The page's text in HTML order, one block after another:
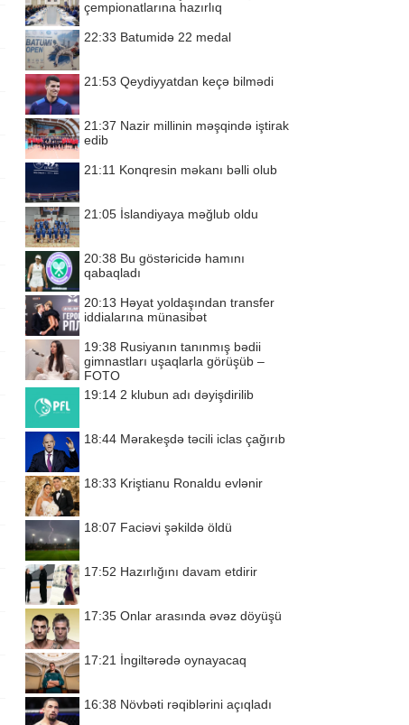
çempionatlarına hazırlıq
22:33 Batumidə 22 medal
21:53 Qeydiyyatdan keçə bilmədi
21:37 Nazir millinin məşqində iştirak
edib
21:11 Konqresin məkanı bəlli olub
21:05 İslandiyaya məğlub oldu
20:38 Bu göstəricidə hamını
qabaqladı
20:13 Həyat yoldaşından transfer
iddialarına münasibət
19:38 Rusiyanın tanınmış bədii
gimnastları uşaqlarla görüşüb –
FOTO
19:14 2 klubun adı dəyişdirilib
18:44 Mərakeşdə təcili iclas çağırıb
18:33 Kriştianu Ronaldu evlənir
18:07 Faciəvi şəkildə öldü
17:52 Hazırlığını davam etdirir
17:35 Onlar arasında əvəz döyüşü
17:21 İngiltərədə oynayacaq
16:38 Növbəti rəqiblərini açıqladı